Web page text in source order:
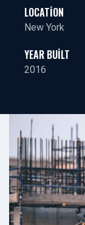
LOCATION
New York
YEAR BUILT
2016